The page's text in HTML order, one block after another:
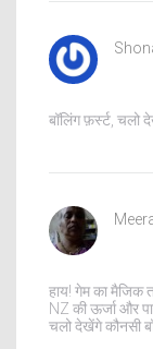
बॉलिंग फ़र्स्ट, चलो
हाय! गेम का मैजिक
NZ की ऊर्जा और
चलो देखेंगे कौनसी